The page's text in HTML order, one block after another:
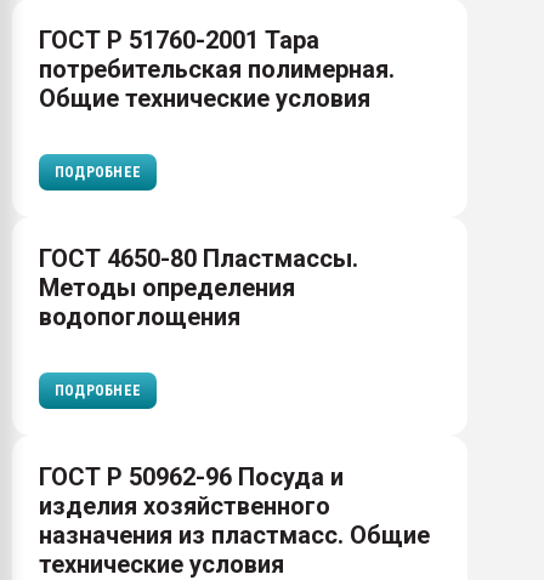
ГОСТ Р 51760-2001 Тара
потребительская полимерная.
Общие технические условия
ПОДРОБНЕЕ
ГОСТ 4650-80 Пластмассы.
Методы определения
водопоглощения
ПОДРОБНЕЕ
ГОСТ Р 50962-96 Посуда и
изделия хозяйственного
назначения из пластмасс. Общие
технические условия